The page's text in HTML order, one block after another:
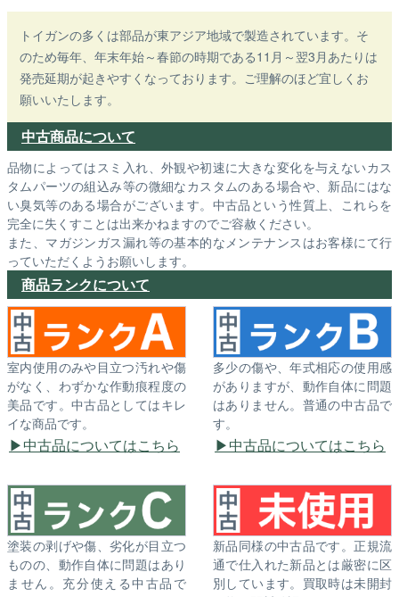
トイガンの多くは部品が東アジア地域で製造されています。そ
のため毎年、年末年始～春節の時期である11月～翌3月あたりは
発売延期が起きやすくなっております。ご理解のほど宜しくお
願いいたします。
中古商品について
品物によってはスミ入れ、外観や初速に大きな変化を与えないカス
タムパーツの組込み等の微細なカスタムのある場合や、新品にはな
い臭気等のある場合がございます。中古品という性質上、これらを
完全に失くすことは出来かねますのでご容赦ください。
また、マガジンガス漏れ等の基本的なメンテナンスはお客様にて行
っていただくようお願いします。
商品ランクについて
室内使用のみや目立つ汚れや傷
がなく、わずかな作動痕程度の
美品です。中古品としてはキレ
イな商品です。
中古品についてはこちら
多少の傷や、年式相応の使用感
がありますが、動作自体に問題
はありません。普通の中古品で
す。
中古品についてはこちら
塗装の剥げや傷、劣化が目立つ
ものの、動作自体に問題はあり
ません。充分使える中古品で
新品同様の中古品です。正規流
通で仕入れた新品とは厳密に区
別しています。買取時は未開封